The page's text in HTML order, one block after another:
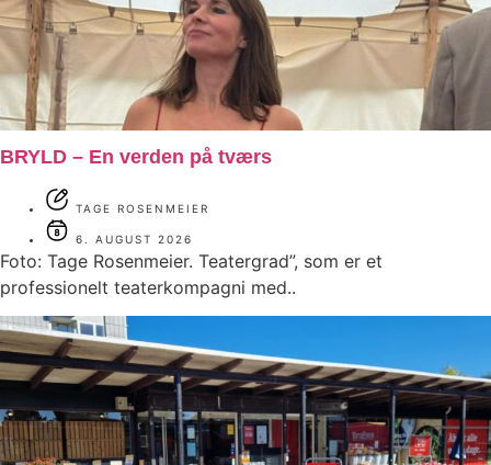
BRYLD – En verden på tværs
TAGE ROSENMEIER
6. AUGUST 2026
Foto: Tage Rosenmeier. Teatergrad”, som er et
professionelt teaterkompagni med..